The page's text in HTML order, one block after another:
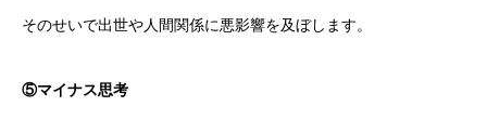
そのせいで出世や人間関係に悪影響を及ぼします。
⑤マイナス思考